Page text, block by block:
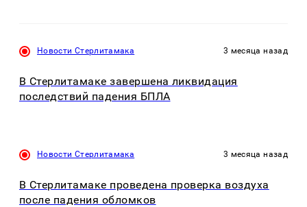
Новости Стерлитамака 3 месяца назад
В Стерлитамаке завершена ликвидация
последствий падения БПЛА
Новости Стерлитамака 3 месяца назад
В Стерлитамаке проведена проверка воздуха
после падения обломков